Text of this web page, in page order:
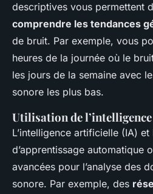
descriptives vous permettent
comprendre les tendances
de bruit. Par exemple, vous
heures de la journée où le
les jours de la semaine avec
sonore les plus bas.
Utilisation de
L’intelligence artificielle (IA)
d’apprentissage automatique
avancées pour l’analyse des
sonore. Par exemple, des